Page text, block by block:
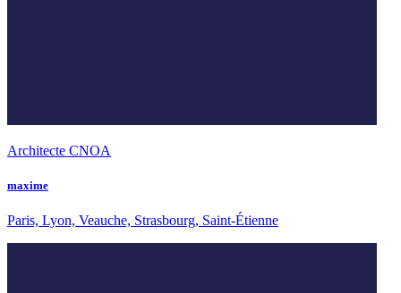
Architecte CNOA
maxime
Paris, Lyon, Veauche, Strasbourg, Saint-Étienne